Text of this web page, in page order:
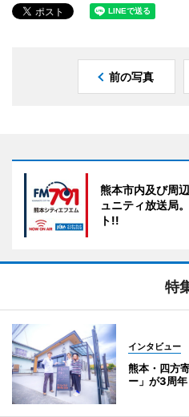
前の写真
熊本市内及び周
ュニティ放送局
ト!!
特
インタビュー
熊本・四方
ー」が3周年